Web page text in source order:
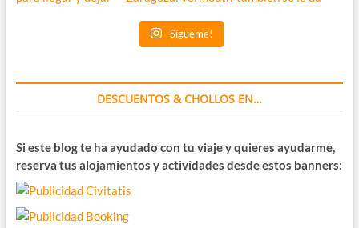
Sígueme!
DESCUENTOS & CHOLLOS EN…
Si este blog te ha ayudado con tu viaje y quieres ayudarme,
reserva tus alojamientos y actividades desde estos banners: